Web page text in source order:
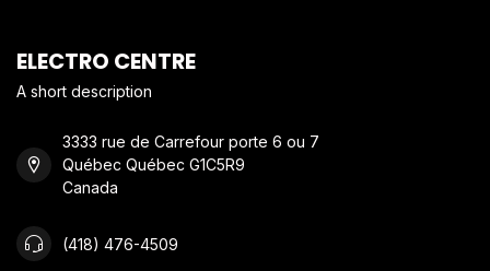
ELECTRO CENTRE
A short description
3333 rue de Carrefour porte 6 ou 7
Québec Québec G1C5R9
Canada
(418) 476-4509